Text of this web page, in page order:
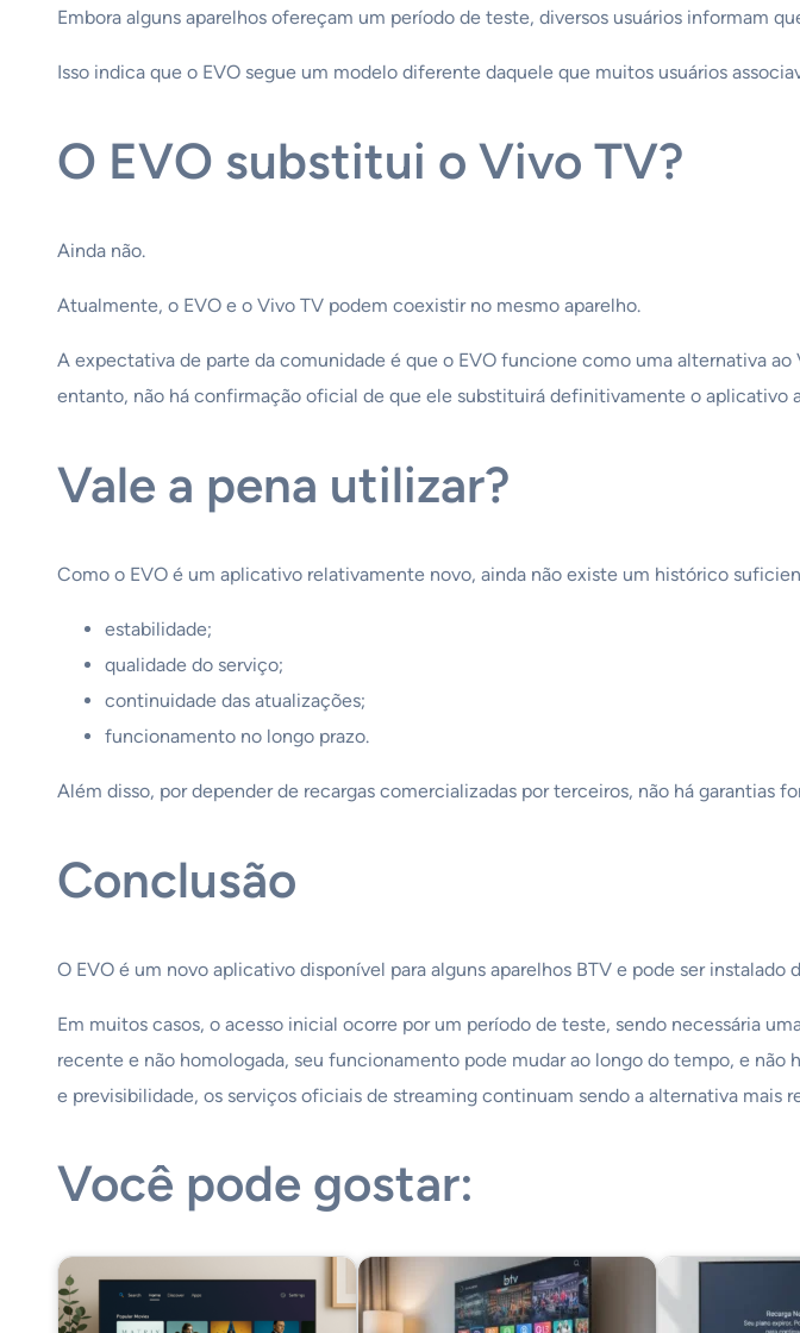
Embora alguns aparelhos ofereçam um período de teste, diversos usuários informam
Isso indica que o EVO segue um modelo diferente daquele que muitos usuários
O EVO substitui o Vivo TV?
Ainda não.
Atualmente, o EVO e o Vivo TV podem coexistir no mesmo aparelho.
A expectativa de parte da comunidade é que o EVO funcione como uma alternativa
entanto, não há confirmação oficial de que ele substituirá definitivamente o aplicativo
Vale a pena utilizar?
Como o EVO é um aplicativo relativamente novo, ainda não existe um histórico
estabilidade;
qualidade do serviço;
continuidade das atualizações;
funcionamento no longo prazo.
Além disso, por depender de recargas comercializadas por terceiros, não há garantias
Conclusão
O EVO é um novo aplicativo disponível para alguns aparelhos BTV e pode ser
Em muitos casos, o acesso inicial ocorre por um período de teste, sendo necessária
recente e não homologada, seu funcionamento pode mudar ao longo do tempo, e
e previsibilidade, os serviços oficiais de streaming continuam sendo a alternativa mais
Você pode gostar: